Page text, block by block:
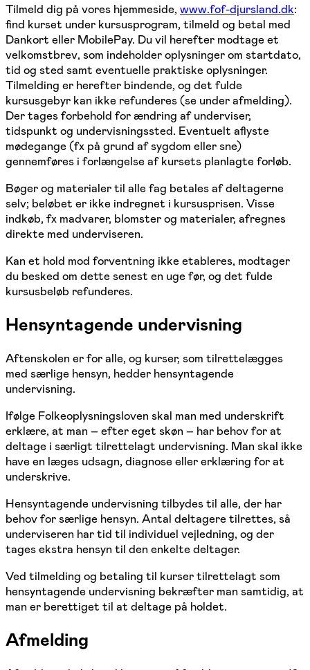
Tilmeld dig på vores hjemmeside, www.fof-djursland.dk:
find kurset under kursusprogram, tilmeld og betal med
Dankort eller MobilePay. Du vil herefter modtage et
velkomstbrev, som indeholder oplysninger om startdato,
tid og sted samt eventuelle praktiske oplysninger.
Tilmelding er herefter bindende, og det fulde
kursusgebyr kan ikke refunderes (se under afmelding).
Der tages forbehold for ændring af underviser,
tidspunkt og undervisningssted. Eventuelt aflyste
mødegange (fx på grund af sygdom eller sne)
gennemføres i forlængelse af kursets planlagte forløb.
Bøger og materialer til alle fag betales af deltagerne
selv; beløbet er ikke indregnet i kursusprisen. Visse
indkøb, fx madvarer, blomster og materialer, afregnes
direkte med underviseren.
Kan et hold mod forventning ikke etableres, modtager
du besked om dette senest en uge før, og det fulde
kursusbeløb refunderes.
Hensyntagende undervisning
Aftenskolen er for alle, og kurser, som tilrettelægges
med særlige hensyn, hedder hensyntagende
undervisning.
Ifølge Folkeoplysningsloven skal man med underskrift
erklære, at man – efter eget skøn – har behov for at
deltage i særligt tilrettelagt undervisning. Man skal ikke
have en læges udsagn, diagnose eller erklæring for at
underskrive.
Hensyntagende undervisning tilbydes til alle, der har
behov for særlige hensyn. Antal deltagere tilrettes, så
underviseren har tid til individuel vejledning, og der
tages ekstra hensyn til den enkelte deltager.
Ved tilmelding og betaling til kurser tilrettelagt som
hensyntagende undervisning bekræfter man samtidig, at
man er berettiget til at deltage på holdet.
Afmelding